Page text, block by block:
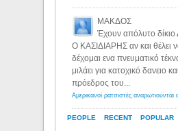
PEOPLE RECENT POPULAR
ΜΑΚΔΟΣ
Έχουν απόλυτο
Ο ΚΑΣΙΔΙΑΡΗΣ αν και θέλει
δέχομαι ενα πνευματικό
μιλάει για κατοχικό δανειο
πρόεδρος του...